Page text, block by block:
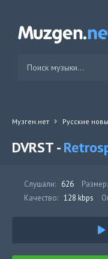
Музген.нет Русские
DVRST -
Слушали: 626 Размер:
Качество: 128 kbps